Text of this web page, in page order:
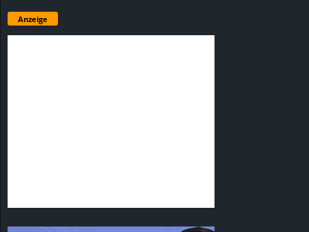
Anzeige